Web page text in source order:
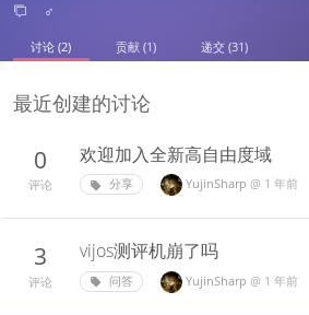
♂
讨论 (2) 贡献 (1) 递交 (31)
最近创建的讨论
0
评论
欢迎加入全新高自由度域
分享 YujinSharp @ 1 年前
3
评论
vijos测评机崩了吗
问答 YujinSharp @ 1 年前